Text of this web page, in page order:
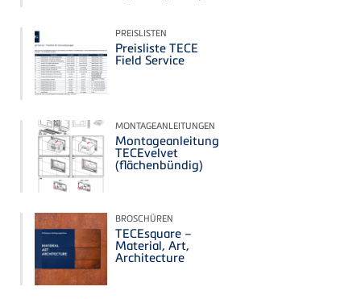
PREISLISTEN
Preisliste TECE
Field Service
MONTAGEANLEITUNGEN
Montageanleitung
TECEvelvet
(flächenbündig)
BROSCHÜREN
TECEsquare –
Material, Art,
Architecture